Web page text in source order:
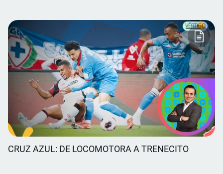
CRUZ AZUL: DE LOCOMOTORA A TRENECITO